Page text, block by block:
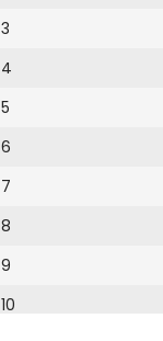
3
4
5
6
7
8
9
10